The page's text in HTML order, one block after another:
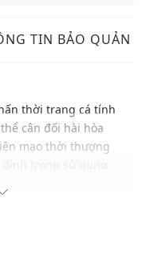
TIN BẢO QUẢN
thời trang cá tính
cân đối hài hòa
mạo thời thượng
nhiều trang phục
chu cho thiết kế